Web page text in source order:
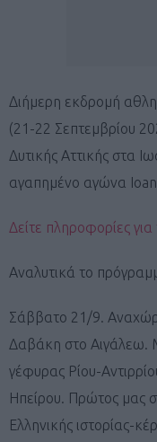
Διήμερη εκδρομή
(21-22 Σεπτεμβρίου
Δυτικής Αττικής στα
αγαπημένο αγώνα
Δείτε πληροφορίες
Αναλυτικά το
Σάββατο 21/9.
Δαβάκη στο Αιγάλεω.
γέφυρας Ρίου-
Ηπείρου. Πρώτος μας
Ελληνικής ιστορίας-